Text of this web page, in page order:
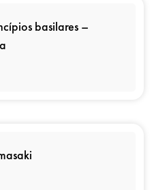
basilares –